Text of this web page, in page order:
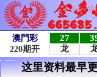
这里资料最早